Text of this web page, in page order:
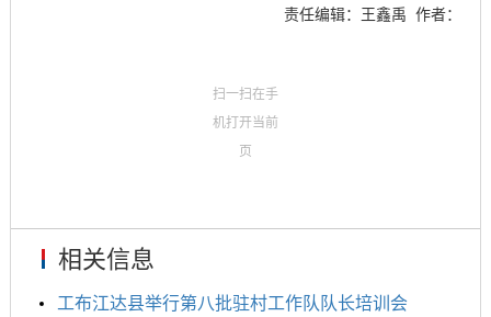
作者：
责任编辑：王鑫禹
扫一扫在手
机打开当前
页
相关信息
工布江达县举行第八批驻村工作队队长培训会